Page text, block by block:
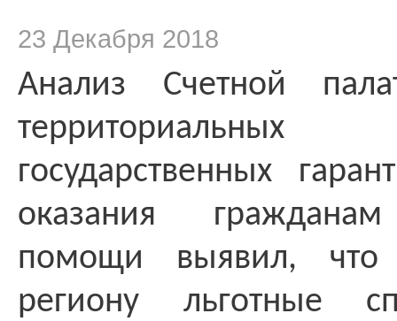
23 Декабря 2018
Анализ Счетной
государственных
оказания
помощи выявил,
региону льготные